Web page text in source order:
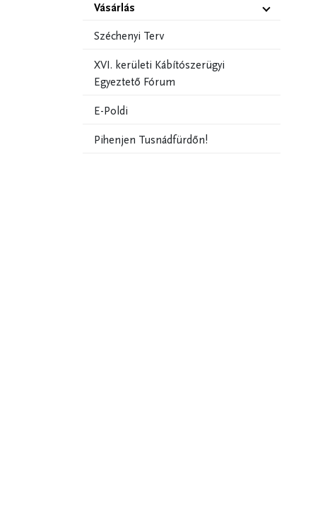
Vásárlás
Széchenyi Terv
XVI. kerületi Kábítószerügyi
Egyeztető Fórum
E-Poldi
Pihenjen Tusnádfürdőn!